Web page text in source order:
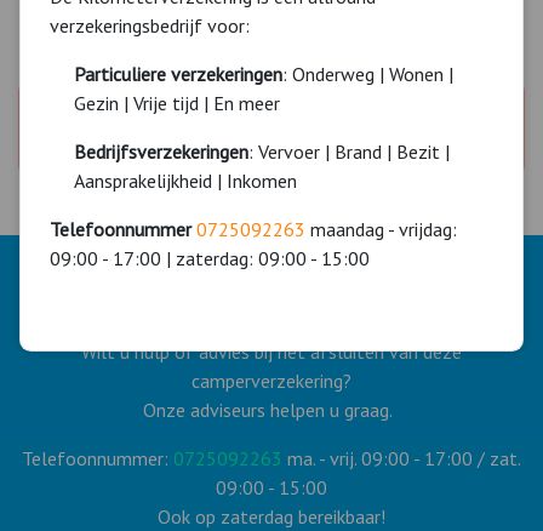
U dient akkoord te gaan met de cookies om dit
onderdeel te bekijken. Akkoord
Wilt u hulp of advies bij het afsluiten van deze
camperverzekering?
Onze adviseurs helpen u graag.
Telefoonnummer: 0725092263 ma. - vrij. 09:00 - 17:00 / zat.
09:00 - 15:00
Ook op zaterdag bereikbaar!
verzekeringsbedrijf voor:
Particuliere verzekeringen: Onderweg | Wonen |
Gezin | Vrije tijd | En meer
Bedrijfsverzekeringen: Vervoer | Brand | Bezit |
Aansprakelijkheid | Inkomen
Telefoonnummer 0725092263 maandag - vrijdag:
09:00 - 17:00 | zaterdag: 09:00 - 15:00